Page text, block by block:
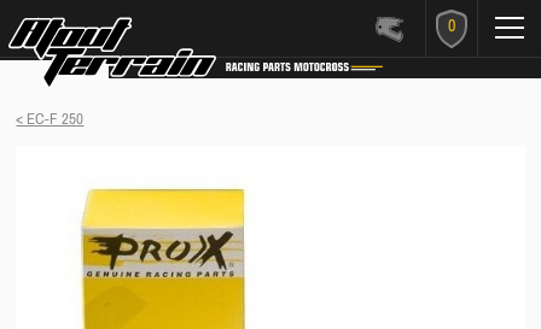
0
< EC-F 250